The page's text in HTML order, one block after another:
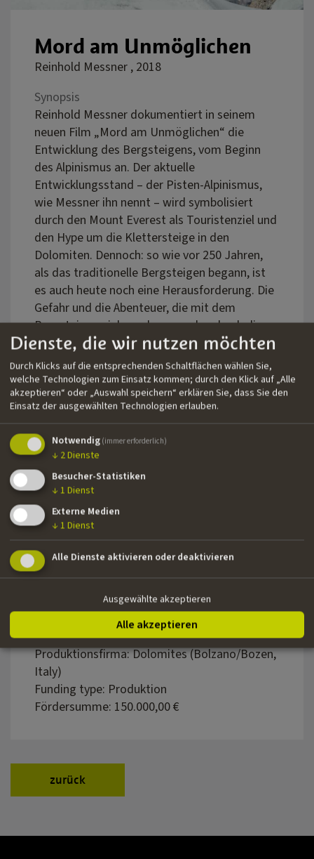
Mord am Unmöglichen
Reinhold Messner , 2018
Synopsis
Reinhold Messner dokumentiert in seinem
neuen Film „Mord am Unmöglichen“ die
Entwicklung des Bergsteigens, vom Beginn
des Alpinismus an. Der aktuelle
Entwicklungsstand – der Pisten-Alpinismus,
wie Messner ihn nennt – wird symbolisiert
durch den Mount Everest als Touristenziel und
den Hype um die Klettersteige in den
Dolomiten. Dennoch: so wie vor 250 Jahren,
als das traditionelle Bergsteigen begann, ist
es auch heute noch eine Herausforderung. Die
Gefahr und die Abenteuer, die mit dem
Bergsteigen einhergehen, werden durch die
vielen Geschichten weitergetragen. Inzwischen
ist Bergesteigen ein globales Phänomen und
zugänglich für Millionen von Menschen.
Reinhold Messner erklärt, wie die
faszinierende Konfrontation mit den Bergen in
Form von Sport, Tourismus und dem
ultimativen Selbsttest sich in viele Disziplinen
aufgespalten hat und so zur nächsten
Generation weitergetragen wird. Messner
dreht für dieses Projekt ausschließlich in
Südtirol und fast das gesamte künstlerische,
administrative und technische Team sowie die
filmischen Dienstleister kommen aus Südtirol.
Regie: Reinhold Messner
Drehbuch: Reinhold Messner
Genre: Dokumentarfilm
Produktionsfirma: Dolomites (Bolzano/Bozen,
Italy)
Funding type: Produktion
Fördersumme: 150.000,00 €
zurück
Dienste, die wir nutzen möchten
Durch Klicks auf die entsprechenden Schaltflächen wählen Sie,
welche Technologien zum Einsatz kommen; durch den Klick auf „Alle
akzeptieren“ oder „Auswahl speichern“ erklären Sie, dass Sie den
Einsatz der ausgewählten Technologien erlauben.
Notwendig (immer erforderlich)
↓ 2Dienste
Besucher-Statistiken
↓ 1 Dienst
Externe Medien
↓ 1 Dienst
Alle Dienste aktivieren oder deaktivieren
Ausgewählte akzeptieren
Alle akzeptieren